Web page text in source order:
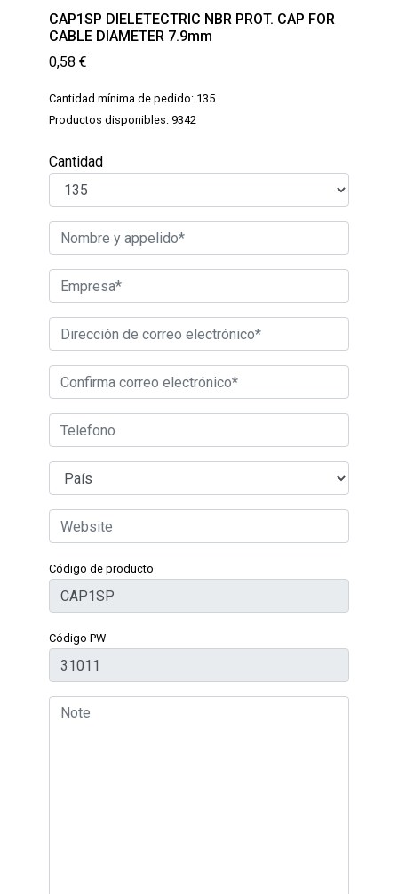
CAP1SP DIELETECTRIC NBR PROT. CAP FOR
CABLE DIAMETER 7.9mm
0,58 €
Cantidad mínima de pedido: 135
Productos disponibles: 9342
Cantidad
Código de producto
Código PW